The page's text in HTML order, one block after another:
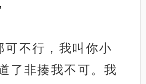
可不行，我叫你小
了非揍我不可。我